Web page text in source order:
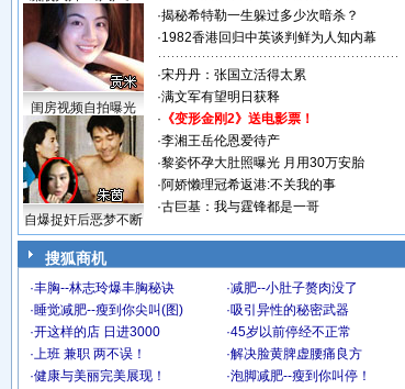
闺房视频自拍曝光
自爆捉奸后恶梦不断
·揭秘希特勒一生躲过多少次暗杀？
·1982香港回归中英谈判鲜为人知内幕
·宋丹丹：张国立活得太累
·满文军有望明日获释
· 《变形金刚2》送电影票！
·李湘王岳伦恩爱待产
·黎姿怀孕大肚照曝光 月用30万安胎
·阿娇懒理冠希返港:不关我的事
·古巨基：我与霆锋都是一哥
搜狐商机
·丰胸--林志玲爆丰胸秘诀 ·减肥--小肚子赘肉没了
·睡觉减肥--瘦到你尖叫(图) ·吸引异性的秘密武器
·开这样的店 日进3000 ·45岁以前停经不正常
·上班 兼职 两不误！ ·解决脸黄脾虚腰痛良方
·健康与美丽完美展现！ ·泡脚减肥--瘦到你叫停！